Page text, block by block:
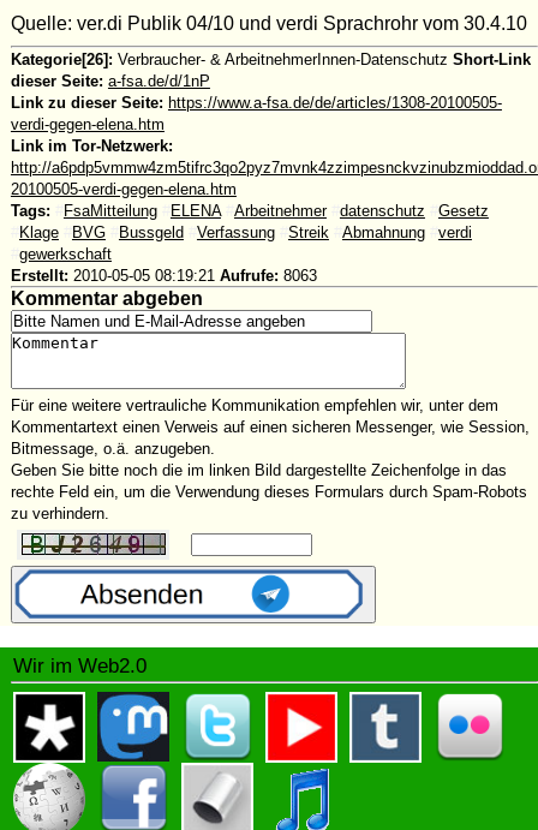
Quelle: ver.di Publik 04/10 und verdi Sprachrohr vom 30.4.10
Kategorie[26]: Verbraucher- & ArbeitnehmerInnen-Datenschutz Short-Link
dieser Seite: a-fsa.de/d/1nP
Link zu dieser Seite: https://www.a-fsa.de/de/articles/1308-20100505-
verdi-gegen-elena.htm
Link im Tor-Netzwerk:
http://
20100505-verdi-gegen-elena.htm
Tags:
FsaMitteilung ELENA Arbeitnehmer datenschutz
Gesetz
Klage BVG Bussgeld Verfassung Streik Abmahnung
verdi
gewerkschaft
Erstellt: 2010-05-05 08:19:21 Aufrufe: 8063
Kommentar abgeben
Für eine weitere vertrauliche Kommunikation empfehlen wir, unter dem
Kommentartext einen Verweis auf einen sicheren Messenger, wie Session,
Bitmessage, o.ä. anzugeben.
Geben Sie bitte noch die im linken Bild dargestellte Zeichenfolge in das
rechte Feld ein, um die Verwendung dieses Formulars durch Spam-Robots
zu verhindern.
Wir im Web2.0